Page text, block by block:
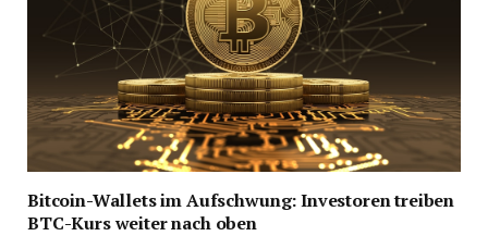
Bitcoin-Wallets im Aufschwung: Investoren treiben
BTC-Kurs weiter nach oben